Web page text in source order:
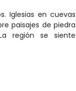
Iglesias en cuevas
paisajes de piedra
región se siente